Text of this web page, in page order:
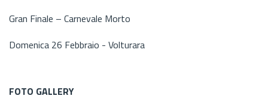
Gran Finale – Carnevale Morto
Domenica 26 Febbraio - Volturara
FOTO GALLERY